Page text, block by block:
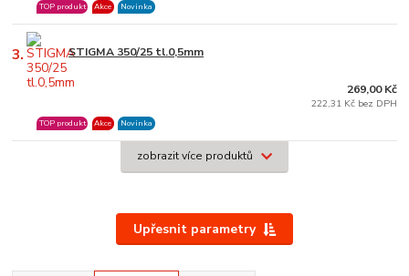
TOP produkt Akce Novinka
3. STIGMA 350/25 tl.0,5mm
TOP produkt Akce Novinka
269,00 Kč
222,31 Kč bez DPH
zobrazit více produktů
Upřesnit parametry